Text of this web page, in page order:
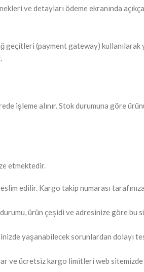
ve detayları ödeme ekranında
(payment gateway) kullanılarak
işleme alınır. Stok durumuna göre
etmektedir.
edilir. Kargo takip numarası
ürün çeşidi ve adresinize göre bu
yaşanabilecek sorunlardan dolayı
ve ücretsiz kargo limitleri web